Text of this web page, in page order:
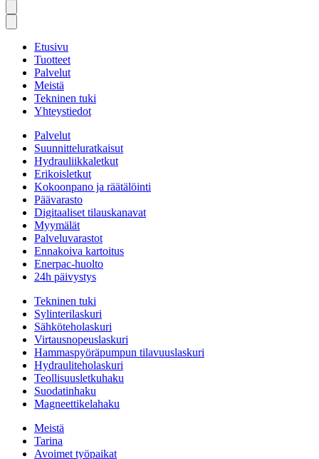
Etusivu
Tuotteet
Palvelut
Meistä
Tekninen tuki
Yhteystiedot
Palvelut
Suunnitteluratkaisut
Hydrauliikkaletkut
Erikoisletkut
Kokoonpano ja räätälöinti
Päävarasto
Digitaaliset tilauskanavat
Myymälät
Palveluvarastot
Ennakoiva kartoitus
Enerpac-huolto
24h päivystys
Tekninen tuki
Sylinterilaskuri
Sähköteholaskuri
Virtausnopeuslaskuri
Hammaspyöräpumpun tilavuuslaskuri
Hydrauliteholaskuri
Teollisuusletkuhaku
Suodatinhaku
Magneettikelahaku
Meistä
Tarina
Avoimet työpaikat